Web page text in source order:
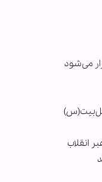
می‌شود
انقلاب